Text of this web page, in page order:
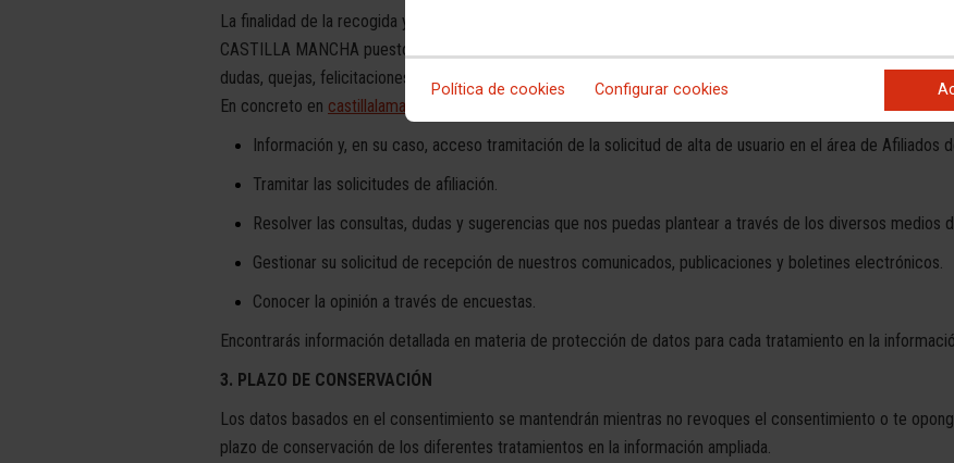
Política de cookies Configurar cookies
La finalidad de la recogida y tratamiento de los datos personales, a través de los distintos formularios
CASTILLA MANCHA puestos a disposición de los Usuarios, responden, según el caso concreto, para
dudas, quejas, felicitaciones o sugerencias a las publicaciones o a cualesquiera servicios o actividades,
En concreto en castillalamancha.ccoo.es
Información y, en su caso, acceso tramitación de la solicitud de alta de usuario en el área de Afiliados
Tramitar las solicitudes de afiliación.
Resolver las consultas, dudas y sugerencias que nos puedas plantear a través de los diversos medios
Gestionar su solicitud de recepción de nuestros comunicados, publicaciones y boletines electrónicos.
Conocer la opinión a través de encuestas.
Encontrarás información detallada en materia de protección de datos para cada tratamiento en la
3. PLAZO DE CONSERVACIÓN
Los datos basados en el consentimiento se mantendrán mientras no revoques el consentimiento o te
plazo de conservación de los diferentes tratamientos en la información ampliada.